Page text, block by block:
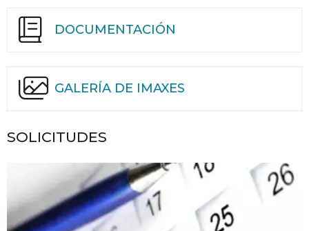
DOCUMENTACIÓN
GALERÍA DE IMAXES
SOLICITUDES